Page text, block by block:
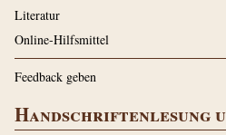
Literatur
Online-Hilfsmittel
Feedback geben
Handschriftenlesung